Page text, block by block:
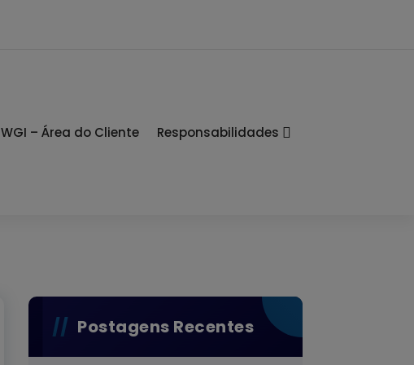
WGI – Área do Cliente Responsabilidades
Postagens Recentes